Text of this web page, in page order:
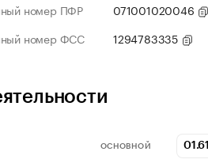
номер ПФР
071001020046
номер ФСС
1294783335
ОСНОВНОЙ 01.61